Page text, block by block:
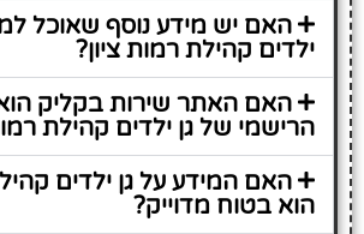
האם יש מידע נוסף שאוכל
ילדים קהילת רמות ציון?
האם האתר שירות בקליק
הרישמי של גן ילדים קהילת רמות
האם המידע על גן ילדים
הוא בטוח מדוייק?